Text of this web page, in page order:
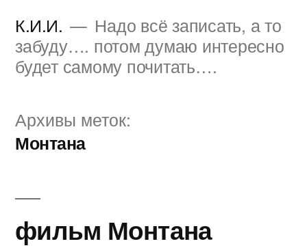
содержимому
К.И.И.
Надо всё записать, а то
забуду…. потом думаю интересно
будет самому почитать….
Архивы меток:
Монтана
фильм Монтана